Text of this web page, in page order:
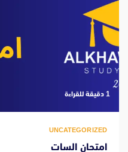
‫1 دقيقة للقراءة
UNCATEGORIZED
امتحان السات